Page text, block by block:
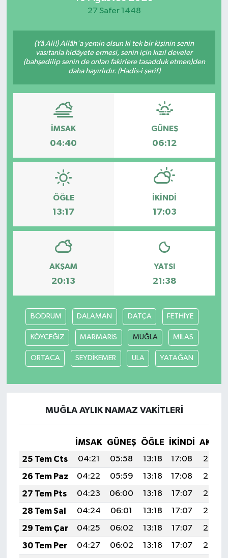
27 Safer 1448
(Yâ Ali!) Allâh'a yemin olsun ki tek bir kişinin senin
vasıtanla hidâyete ermesi, senin için kızıl develer
(bahşedilip senin de onları fakirlere tasadduk etmen)den
daha hayırlıdır. (Hadis-i şerif)
İMSAK
04:40
GÜNEŞ
06:12
ÖĞLE
13:17
İKINDI
17:03
AKŞAM
20:13
YATSI
21:38
BODRUM DALAMAN DATÇA FETHİYE
KÖYCEĞİZ MARMARİS MUĞLA MİLAS
ORTACA SEYDİKEMER ULA YATAĞAN
MUĞLA AYLIK NAMAZ VAKITLERI
İMSAK GÜNEŞ ÖĞLE İKINDI
25 Tem Cts
04:21 05:58 13:18 17:08
20:28
26 Tem Paz
04:22 05:59 13:18 17:08
20:27
27 Tem Pts
04:23 06:00 13:18 17:07
20:26
28 Tem Sal
04:24 06:01 13:18 17:07
20:25
29 Tem Çar
04:25 06:02 13:18 17:07
20:25
30 Tem Per
04:27 06:02 13:18 17:07
20:24